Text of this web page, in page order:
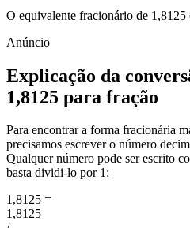
O equivalente fracionário de 1,8125
Explicação da
1,8125 para fração
Para encontrar a forma fracionária
precisamos escrever o número
Qualquer número pode ser escrito
basta dividi-lo por 1:
1,8125 =
1,8125